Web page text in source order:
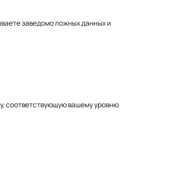
заведомо ложных данных и
соответствующую вашему уровню